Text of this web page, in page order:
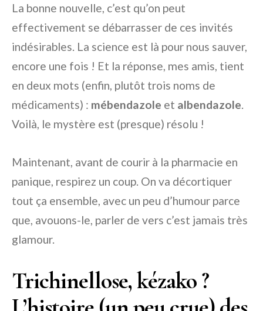
La bonne nouvelle, c’est qu’on peut
effectivement se débarrasser de ces invités
indésirables. La science est là pour nous sauver,
encore une fois ! Et la réponse, mes amis, tient
en deux mots (enfin, plutôt trois noms de
médicaments) : mébendazole et albendazole.
Voilà, le mystère est (presque) résolu !
Maintenant, avant de courir à la pharmacie en
panique, respirez un coup. On va décortiquer
tout ça ensemble, avec un peu d’humour parce
que, avouons-le, parler de vers c’est jamais très
glamour.
Trichinellose, kézako ?